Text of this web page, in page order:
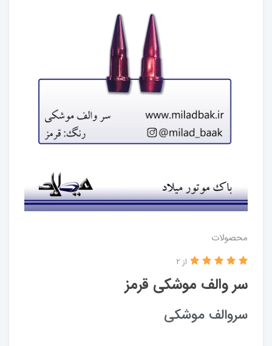
محصولات
سر والف موشکی قرمز
از 2
سروالف موشکی